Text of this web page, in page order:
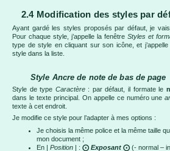
2.4 Modification des styles par
Ayant gardé les styles proposés par défaut, je
Pour chaque style, j’appelle la fenêtre Styles et
type de style en cliquant sur son icône, et
style dans la liste.
Style Ancre de note de bas de page
Style de type Caractère: par défaut, il formate le
dans le texte principal. On appelle ce numéro une
texte à cet endroit.
Je modifie ce style pour l’adapter à mes options :
Je choisis la même police et la même taille
mon document ;
En | Position | : ⨀ Exposant ⨀ (- normal –